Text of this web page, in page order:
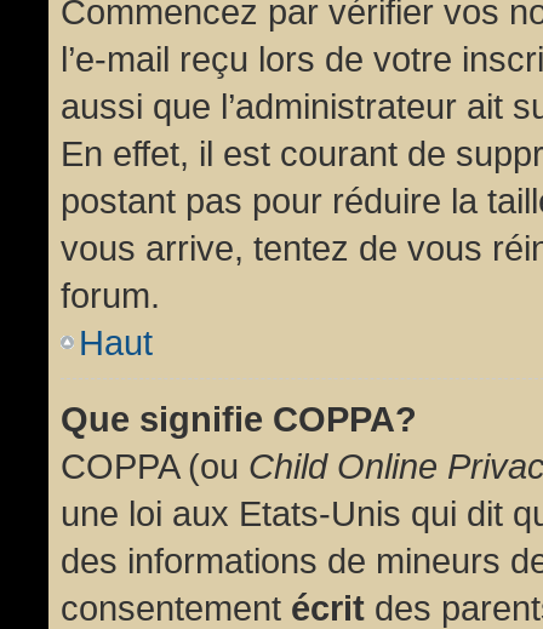
Commencez par vérifier vos
l’e-mail reçu lors de votre
aussi que l’administrateur ait
En effet, il est courant de
postant pas pour réduire la
vous arrive, tentez de vous
forum.
Haut
Que signifie COPPA?
COPPA (ou Child Online
une loi aux Etats-Unis qui dit
des informations de mineurs
consentement écrit des